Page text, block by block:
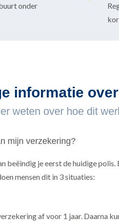
onder
informatie
weten over hoe dit
mijn verzekering?
beëindig je eerst de huidige polis.
mensen dit in 3 situaties:
af voor 1 jaar. Daarna